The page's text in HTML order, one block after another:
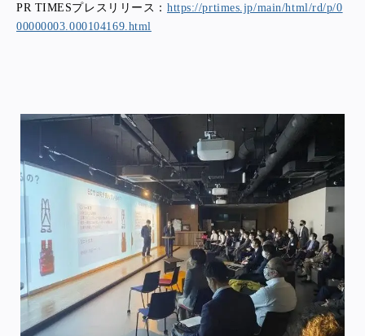
PR TIMESプレスリリース： https://prtimes.jp/main/html/rd/p/0
00000003.000104169.html